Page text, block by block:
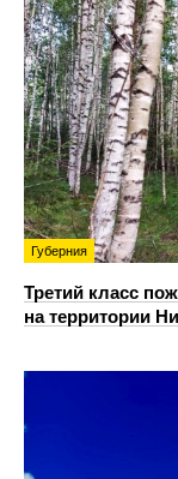
Губерния
Третий класс
на территории